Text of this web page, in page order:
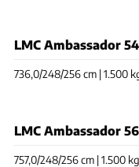
LMC Ambassador
736,0/248/256 cm | 1.500
LMC Ambassador
757,0/248/256 cm | 1.500